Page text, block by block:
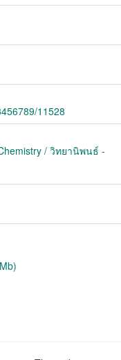
11528
/ วิทยานิพนธ์ -